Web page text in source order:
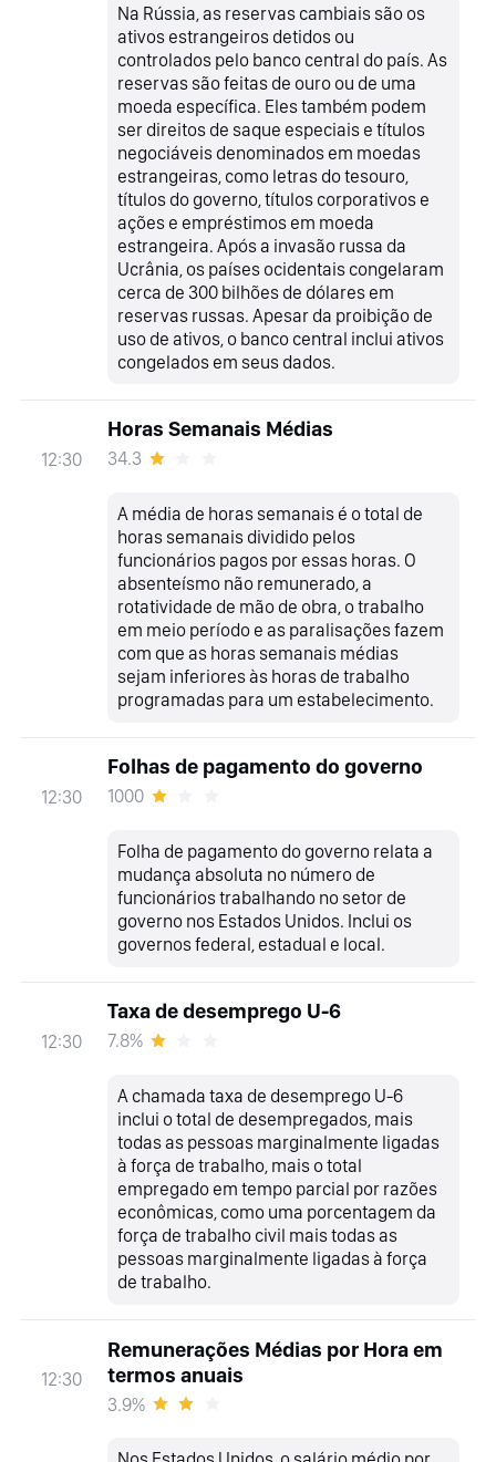
Na Rússia, as reservas cambiais são os
ativos estrangeiros detidos ou
controlados pelo banco central do país. As
reservas são feitas de ouro ou de uma
moeda específica. Eles também podem
ser direitos de saque especiais e títulos
negociáveis denominados em moedas
estrangeiras, como letras do tesouro,
títulos do governo, títulos corporativos e
ações e empréstimos em moeda
estrangeira. Após a invasão russa da
Ucrânia, os países ocidentais congelaram
cerca de 300 bilhões de dólares em
reservas russas. Apesar da proibição de
uso de ativos, o banco central inclui ativos
congelados em seus dados.
12:30
Horas Semanais Médias
34.3
A média de horas semanais é o total de
horas semanais dividido pelos
funcionários pagos por essas horas. O
absenteísmo não remunerado, a
rotatividade de mão de obra, o trabalho
em meio período e as paralisações fazem
com que as horas semanais médias
sejam inferiores às horas de trabalho
programadas para um estabelecimento.
12:30
Folhas de pagamento do governo
1000
Folha de pagamento do governo relata a
mudança absoluta no número de
funcionários trabalhando no setor de
governo nos Estados Unidos. Inclui os
governos federal, estadual e local.
12:30
Taxa de desemprego U-6
7.8%
A chamada taxa de desemprego U-6
inclui o total de desempregados, mais
todas as pessoas marginalmente ligadas
à força de trabalho, mais o total
empregado em tempo parcial por razões
econômicas, como uma porcentagem da
força de trabalho civil mais todas as
pessoas marginalmente ligadas à força
de trabalho.
12:30
Remunerações Médias por Hora em
termos anuais
3.9%